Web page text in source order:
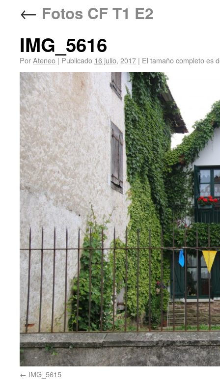
← Fotos CF T1 E2
IMG_5616
PorAteneo | Publicado 16 julio, 2017 | El tamaño completo es
IMG_5615